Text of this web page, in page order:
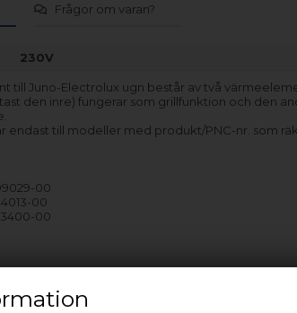
Frågor om varan?
230V
till Juno-Electrolux ugn består av två
den inre) fungerar som grillfunktion och den
endast till modeller med produkt/PNC-nr. som
00
00
00